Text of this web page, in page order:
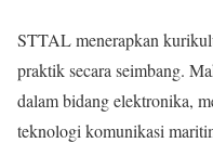
STTAL menerapkan
praktik secara seimbang.
dalam bidang elektronika,
teknologi komunikasi